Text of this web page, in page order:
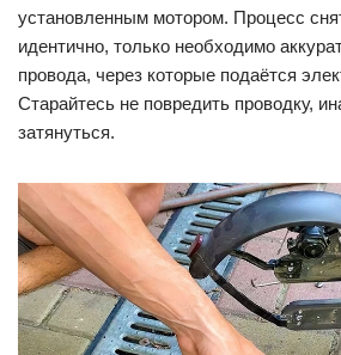
установленным мотором. Процесс
идентично, только необходимо
провода, через которые подаётся
Старайтесь не повредить проводку,
затянуться.